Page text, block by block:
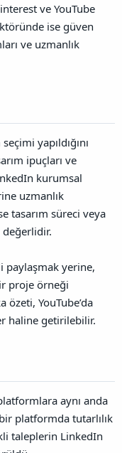
ve YouTube
ise güven
ve uzmanlık
yapıldığını
ipuçları ve
kurumsal
uzmanlık
tasarım süreci veya
paylaşmak yerine,
proje örneği
özeti, YouTube’da
haline getirilebilir.
aynı anda
platformda tutarlılık
taleplerin LinkedIn